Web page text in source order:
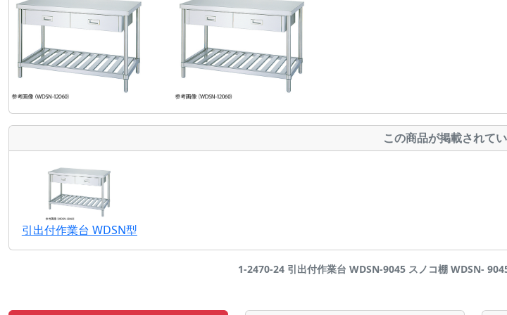
この商品が掲載されて
引出付作業台 WDSN型
1-2470-24 引出付作業台 WDSN-9045 スノコ棚 WDSN-